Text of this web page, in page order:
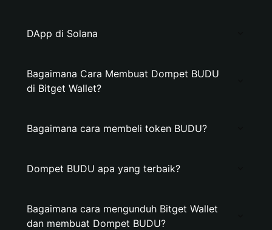
DApp di Solana
Bagaimana Cara Membuat Dompet BUDU
di Bitget Wallet?
Bagaimana cara membeli token BUDU?
Dompet BUDU apa yang terbaik?
Bagaimana cara mengunduh Bitget Wallet
dan membuat Dompet BUDU?